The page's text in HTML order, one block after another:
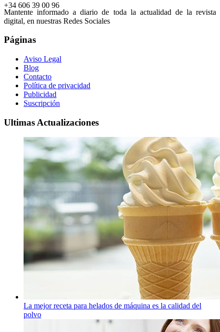
+34 606 39 00 96
Mantente informado a diario de toda la actualidad de la revista
digital, en nuestras Redes Sociales
Páginas
Aviso Legal
Blog
Contacto
Política de privacidad
Publicidad
Suscripción
Ultimas Actualizaciones
La mejor receta para helados de máquina es la calidad del
polvo